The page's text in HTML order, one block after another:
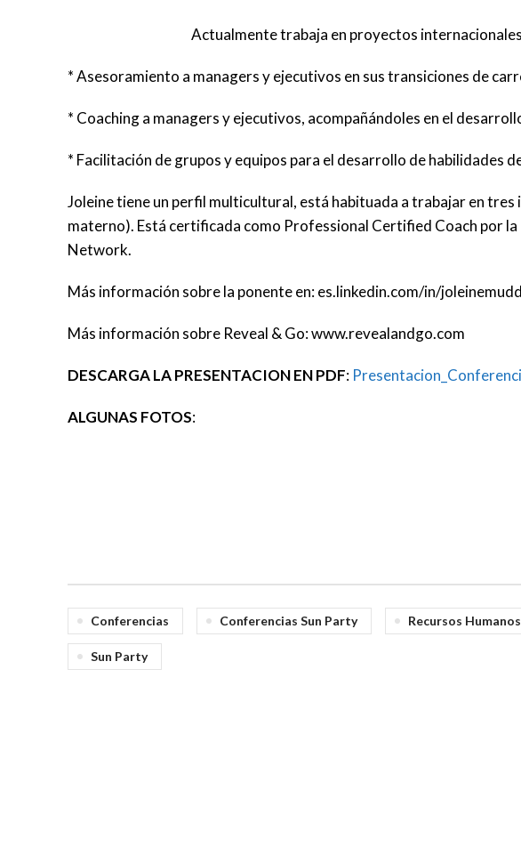
Actualmente trabaja en proyectos
* Asesoramiento a managers y ejecutivos en sus transiciones de
* Coaching a managers y ejecutivos, acompañándoles en el
* Facilitación de grupos y equipos para el desarrollo de habilidades
Joleine tiene un perfil multicultural, está habituada a trabajar en tres
materno). Está certificada como Professional Certified Coach por
Network.
Más información sobre la ponente en: es.linkedin.com/in/
Más información sobre Reveal & Go: www.revealandgo.com
DESCARGA LA PRESENTACION EN PDF:
ALGUNAS FOTOS:
Conferencias Conferencias Sun Party Recursos Humanos
Sun Party